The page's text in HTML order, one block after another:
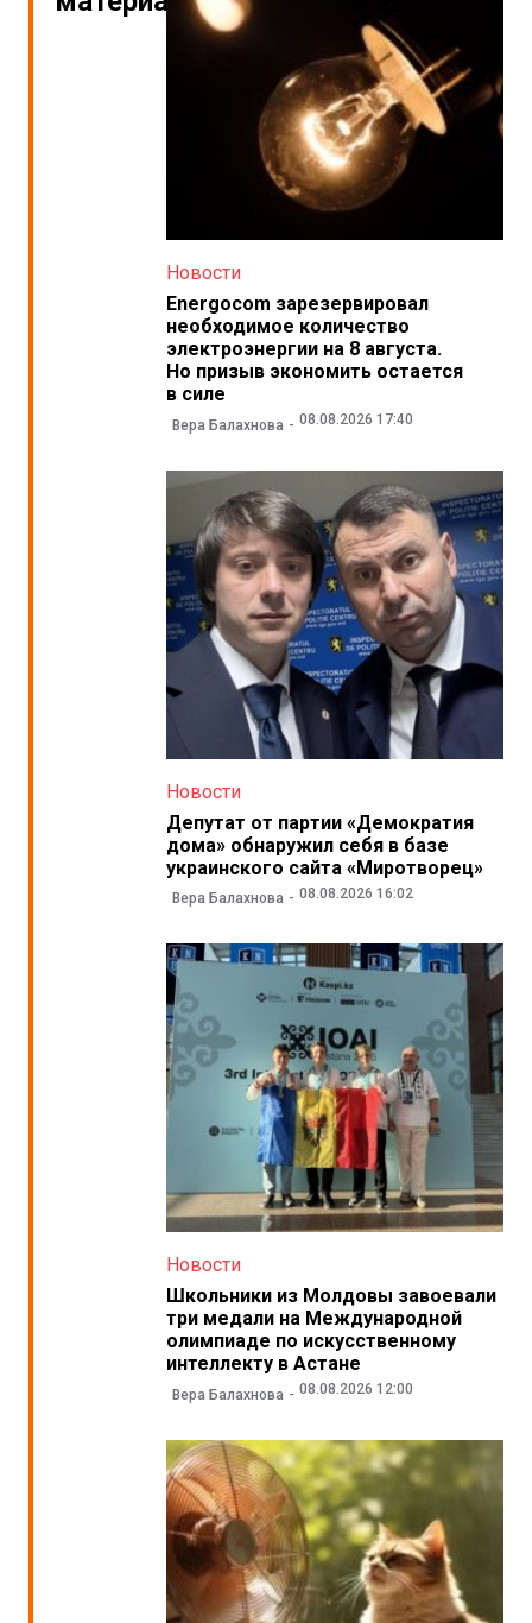
Новости
Energocom зарезервировал
необходимое количество
электроэнергии на 8 августа.
Но призыв экономить остается
в силе
Вера Балахнова 08.08.2026 17:40
Новости
Депутат от партии «Демократия
дома» обнаружил себя в базе
украинского сайта «Миротворец»
Вера Балахнова 08.08.2026 16:02
Новости
Школьники из Молдовы завоевали
три медали на Международной
олимпиаде по искусственному
интеллекту в Астане
Вера Балахнова 08.08.2026 12:00